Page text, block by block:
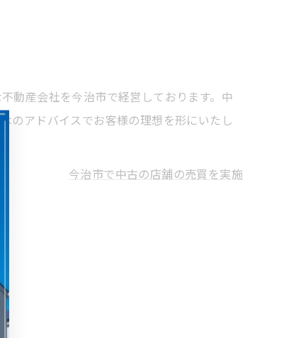
動産会社を今治市で経営しております。中
のアドバイスでお客様の理想を形にいたし
今治市で中古の店舗の売買を実施